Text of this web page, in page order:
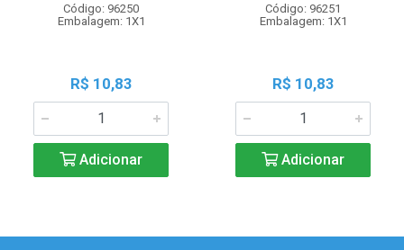
Código: 96250
Embalagem: 1X1
R$ 10,83
Adicionar
Código: 96251
Embalagem: 1X1
R$ 10,83
Adicionar